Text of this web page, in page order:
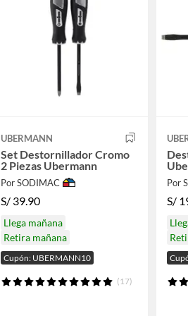
UBERMANN
Set Destornillador Cromo
2 Piezas Ubermann
Por SODIMAC
S/ 39.90
Llega mañana
Retira mañana
Cupón: UBERMANN10
(17)
Por
S/